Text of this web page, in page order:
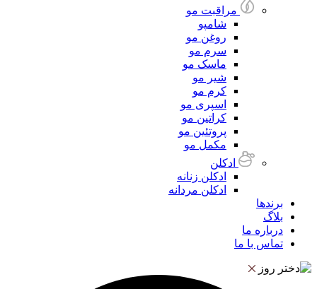
مراقبت مو
شامپو
روغن مو
سرم مو
ماسک مو
شیر مو
کرم مو
اسپری مو
کراتین مو
پروتئین مو
مکمل مو
ادکلن
ادکلن زنانه
ادکلن مردانه
برندها
بلاگ
درباره ما
تماس با ما